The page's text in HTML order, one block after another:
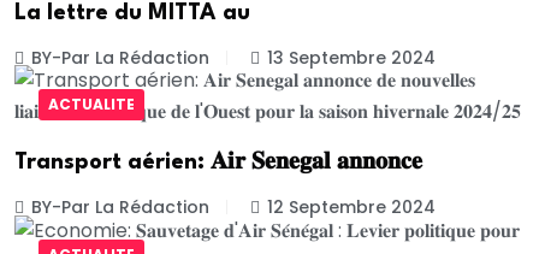
La lettre du MITTA au
BY-Par La Rédaction 13 Septembre 2024
ACTUALITE
Transport aérien: 𝐀𝐢𝐫 𝐒𝐞𝐧𝐞𝐠𝐚𝐥 𝐚𝐧𝐧𝐨𝐧𝐜𝐞
BY-Par La Rédaction 12 Septembre 2024